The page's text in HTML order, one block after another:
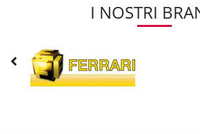
I NOSTRI